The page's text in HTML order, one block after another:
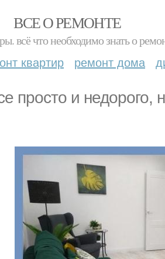
ВСЕ О РЕМОНТЕ
всё что необходимо знать о
квартир ремонт дома
просто и недорого,